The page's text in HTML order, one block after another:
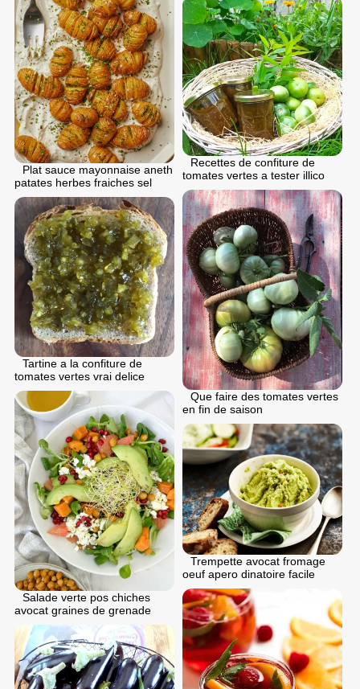
Plat sauce mayonnaise aneth
patates herbes fraiches sel
Recettes de confiture de
tomates vertes a tester illico
Que faire des tomates vertes
en fin de saison
Tartine a la confiture de
tomates vertes vrai delice
Salade verte pos chiches
avocat graines de grenade
Trempette avocat fromage
oeuf apero dinatoire facile